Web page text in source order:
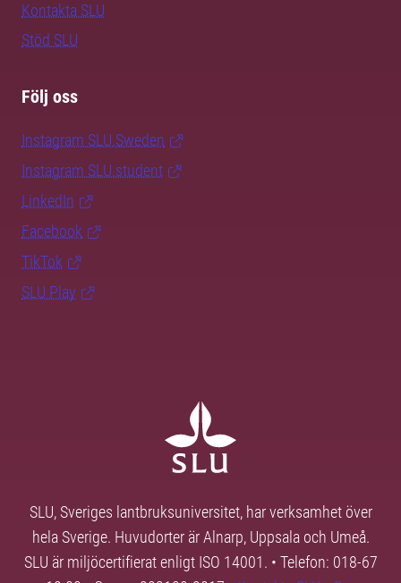
Kontakta SLU
Stöd SLU
Följ oss
Instagram SLU.Sweden
Instagram SLU.student
LinkedIn
Facebook
TikTok
SLU Play
SLU, Sveriges lantbruksuniversitet, har verksamhet över
hela Sverige. Huvudorter är Alnarp, Uppsala och Umeå.
SLU är miljöcertifierat enligt ISO 14001. • Telefon: 018-67